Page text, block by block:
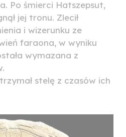
Po śmierci Hatszepsut,
jej tronu. Zlecił
i wizerunku ze
faraona, w wyniku
wymazana z
stelę z czasów ich